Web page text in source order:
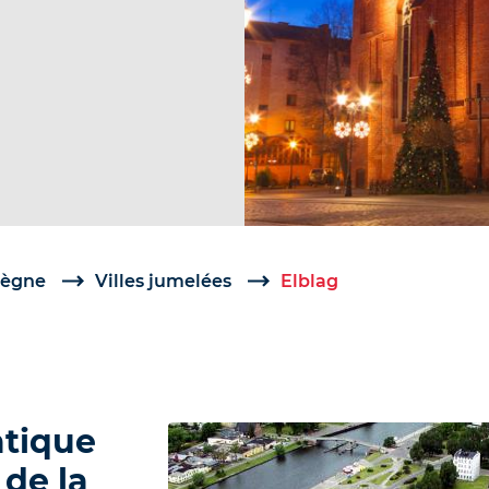
Villes jumelées Elblag
la